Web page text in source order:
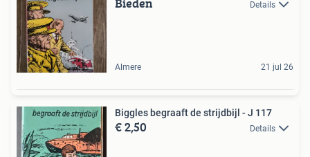
Details
Almere 21 jul 26
Biggles begraaft de strijdbijl - J 117
€ 2,50 Details